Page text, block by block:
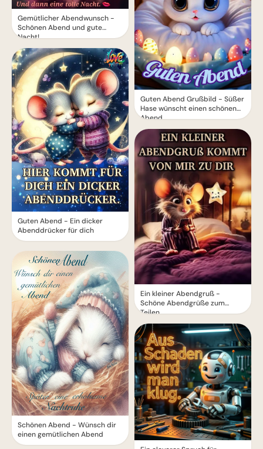
Gemütlicher Abendwunsch -
Schönen Abend und gute
Nacht!
Guten Abend - Ein dicker
Abenddrücker für dich
Schönen Abend - Wünsch dir
einen gemütlichen Abend
Guten Abend Grußbild - Süßer
Hase wünscht einen schönen
Abend
Ein kleiner Abendgruß -
Schöne Abendgrüße zum
Teilen